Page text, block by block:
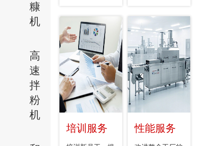
糠
机
高
速
拌
粉
机
培训服务 性能服务